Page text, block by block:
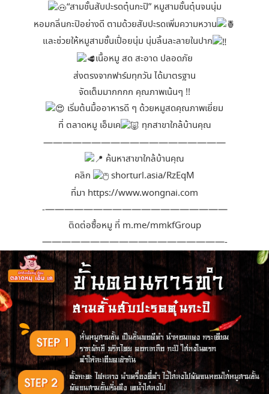
“สามชั้นสับปะรดตุ๋นกะปิ” หมูสามชั้นตุ๋นจนนุ่ม
หอมกลิ่นกะปิอย่างดี ตามด้วยสับปะรดเพิ่มความหวาน
และช่วยให้หมูสามชั้นเปื่อยนุ่ม นุ่มลิ้นละลายในปาก
เนื้อหมู สด สะอาด ปลอดภัย
ส่งตรงจากฟาร์มทุกวัน ได้มาตรฐาน
จัดเต็มมากกกก คุณภาพเน้นๆ !!
เริ่มต้นมื้ออาหารดี ๆ ด้วยหมูสดคุณภาพเยี่ยม
ที่ ตลาดหมู เอ็มเค
ทุกสาขาใกล้บ้านคุณ
———————————————————
ค้นหาสาขาใกล้บ้านคุณ
คลิก
shorturl.asia/RzEqM
ที่มา https://www.wongnai.com
‐———————————————————
ติดต่อซื้อหมู ที่ m.me/mmkfGroup
———————————————————-